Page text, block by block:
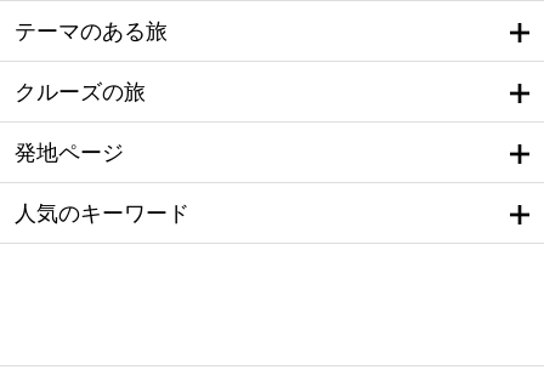
テーマのある旅
クルーズの旅
発地ページ
人気のキーワード